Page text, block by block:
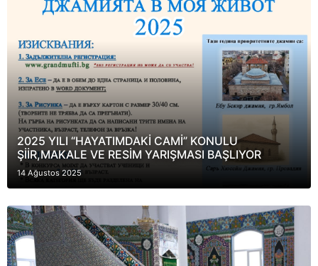
2025 YILI “HAYATIMDAKİ CAMİ” KONULU
ŞİİR,MAKALE VE RESİM YARIŞMASI BAŞLIYOR
14 Ağustos 2025